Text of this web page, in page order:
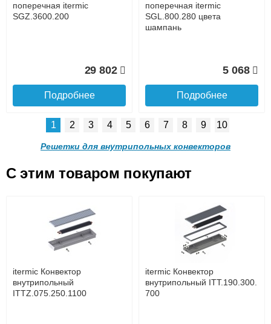
Подробнее о доставке
Подробнее
Решетка алюминиевая
поперечная itermic
SGL.900.220 цвета
4 910
Подробнее
Решетка алюминиевая
SGL.900.280 цвета
5 702
Подробнее
поперечная itermic
SGZ.3600.200
29 802
Подробнее
поперечная itermic
SGL.800.280 цвета
шампань
5 068
Подробнее
SGL.800.340 цвета
Подробнее
поперечная itermic
SGL.800.400 цвета
1 2 3 4 5 6 7 8 9 10
Решетки для внутрипольных конвекторов
C этим товаром покупают
itermic Конвектор
внутрипольный
ITTZ.075.250.1100
itermic Конвектор
внутрипольный ITT.190.300.
700